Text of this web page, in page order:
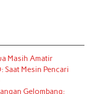
Masih Amatir
Saat Mesin Pencari
Gelombang: